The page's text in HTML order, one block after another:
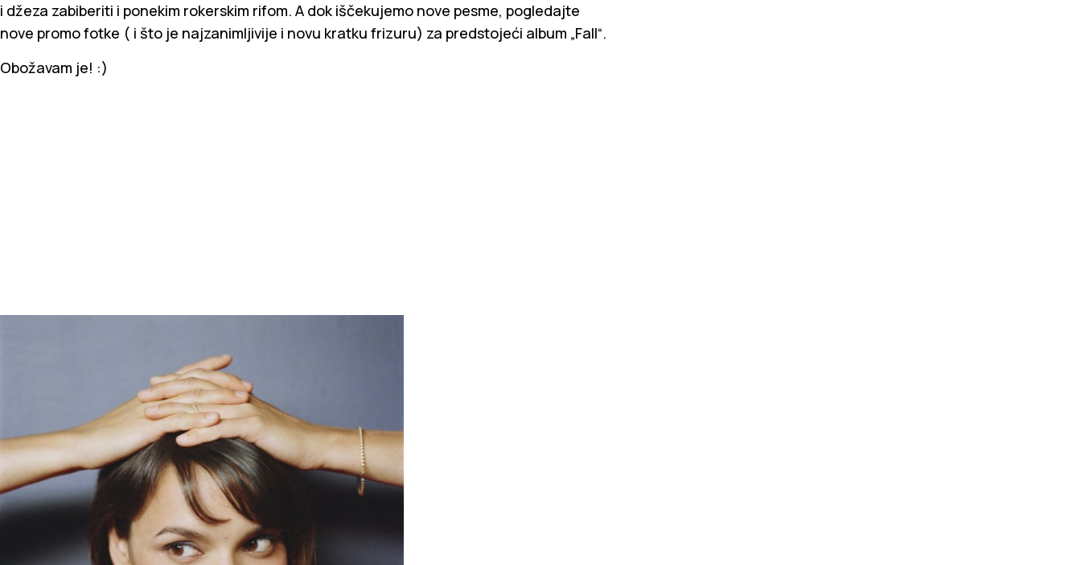
i džeza zabiberiti i ponekim rokerskim rifom. A dok iščekujemo nove pesme, pogledajte
nove promo fotke ( i što je najzanimljivije i novu kratku frizuru) za predstojeći album „Fall“.
Obožavam je! :)